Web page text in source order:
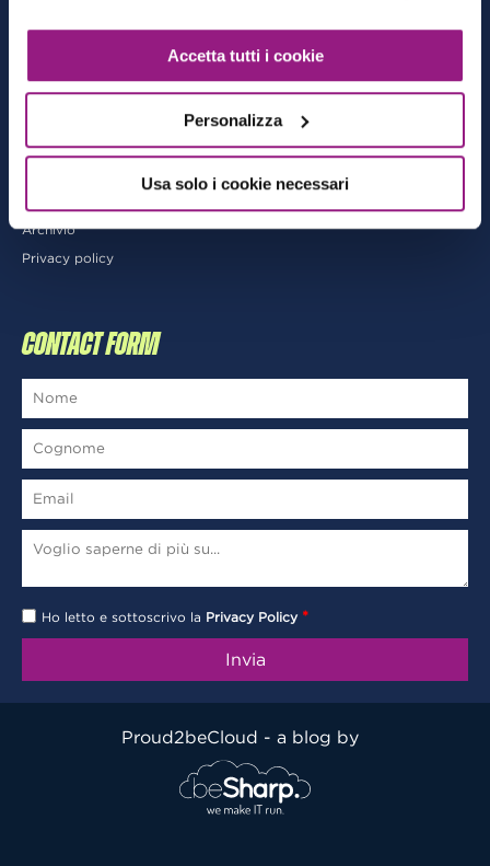
Accetta tutti i cookie
Personalizza
Usa solo i cookie necessari
DevOps
AI/ML
Archivio
Privacy policy
CONTACT FORM
Ho letto e sottoscrivo la Privacy Policy *
Proud2beCloud - a blog by